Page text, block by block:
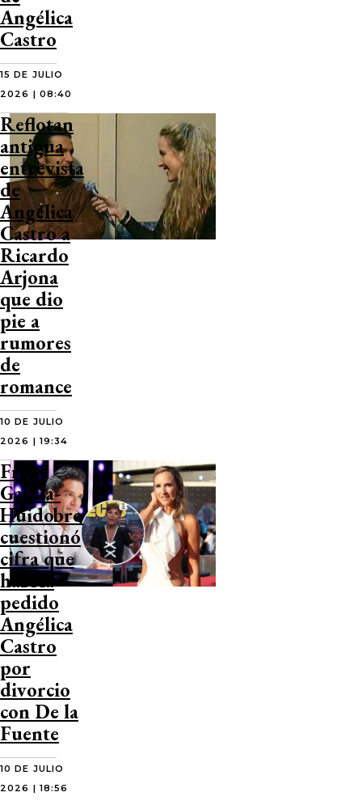
Angélica
Castro
15 DE JULIO
2026 | 08:40
Reflotan
antigua
entrevista
de
Angélica
Castro a
Ricardo
Arjona
que dio
pie a
rumores
de
romance
10 DE JULIO
2026 | 19:34
Fran
García-
Huidobro
cuestionó
cifra que
habría
pedido
Angélica
Castro
por
divorcio
con De la
Fuente
10 DE JULIO
2026 | 18:56